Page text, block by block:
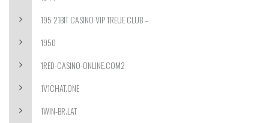
195 21BIT CASINO VIP TREUE CLUB –
1950
1RED-CASINO-ONLINE.COM2
1V1CHAT.ONE
1WIN-BR.LAT